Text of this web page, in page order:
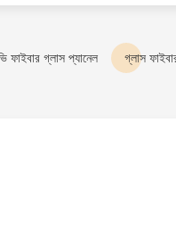
ফাইবার গ্লাস প্যানেল গ্লাস